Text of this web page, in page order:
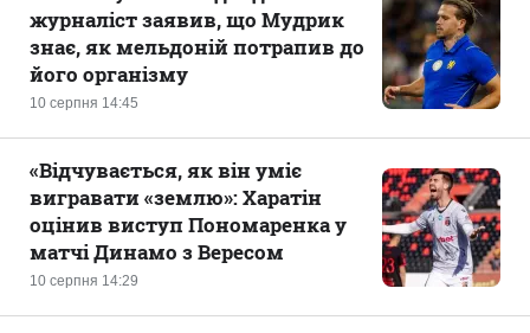
10 серпня 14:45
журналіст заявив, що Мудрик
знає, як мельдоній потрапив до
його організму
10 серпня 14:29
«Відчувається, як він уміє
вигравати «землю»: Харатін
оцінив виступ Пономаренка у
матчі Динамо з Вересом